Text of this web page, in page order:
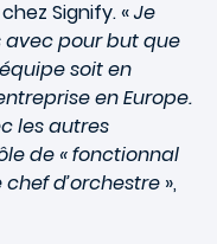
Signify. «Je
avec pour but que
soit en
en Europe.
les autres
de « fonctionnal
d’orchestre »,